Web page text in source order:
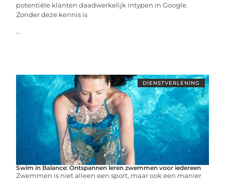
potentiële klanten daadwerkelijk intypen in Google.
Zonder deze kennis is
...
DIENSTVERLENING
Swim in Balance: Ontspannen leren zwemmen voor iedereen
Zwemmen is niet alleen een sport, maar ook een manier